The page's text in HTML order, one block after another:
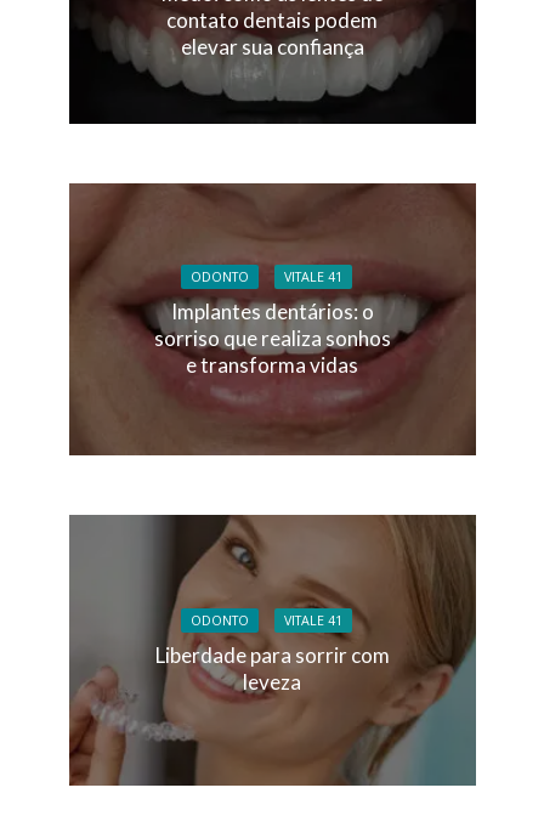
contato dentais podem
elevar sua confiança
ODONTO VITALE 41
Implantes dentários: o
sorriso que realiza sonhos
e transforma vidas
ODONTO VITALE 41
Liberdade para sorrir com
leveza